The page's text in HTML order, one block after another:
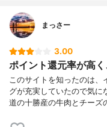
まっさー
3.00
ポイント還元率が高
このサイトを知ったのは
グが充実していたので気に
道の十勝産の牛肉とチーズ